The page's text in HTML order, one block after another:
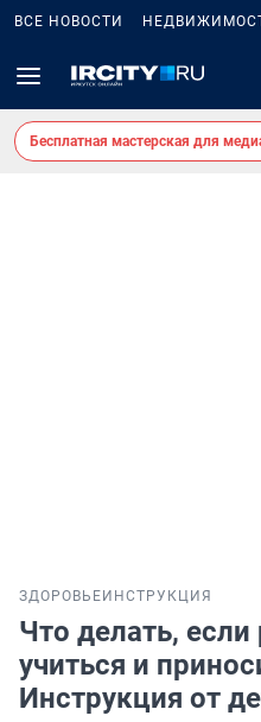
ВСЕ НОВОСТИ
Бесплатная мастерская для
ЗДОРОВЬЕ ИНСТРУКЦИЯ
Что делать, если
учиться и
Инструкция от